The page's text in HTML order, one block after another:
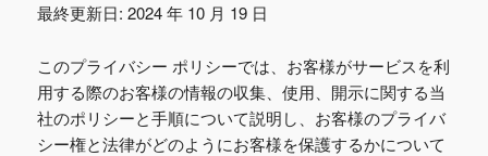
最終更新日: 2024 年 10 月 19 日
このプライバシー ポリシーでは、お客様がサービスを利
用する際のお客様の情報の収集、使用、開示に関する当
社のポリシーと手順について説明し、お客様のプライバ
シー権と法律がどのようにお客様を保護するかについて